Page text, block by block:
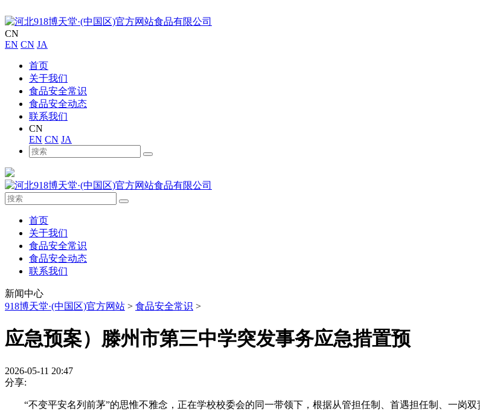
CN
EN CN JA
首页
关于我们
食品安全常识
食品安全动态
联系我们
CN
EN CN JA
首页
关于我们
食品安全常识
食品安全动态
联系我们
新闻中心
918博天堂·(中国区)官方网站 > 食品安全常识 >
应急预案）滕州市第三中学突发事务应急措置预
2026-05-11 20:47
分享:
“不变平安名列前茅”的思惟不雅念，正在学校校委会的同一带领下，根据从管担任制、首遇担任制、一岗